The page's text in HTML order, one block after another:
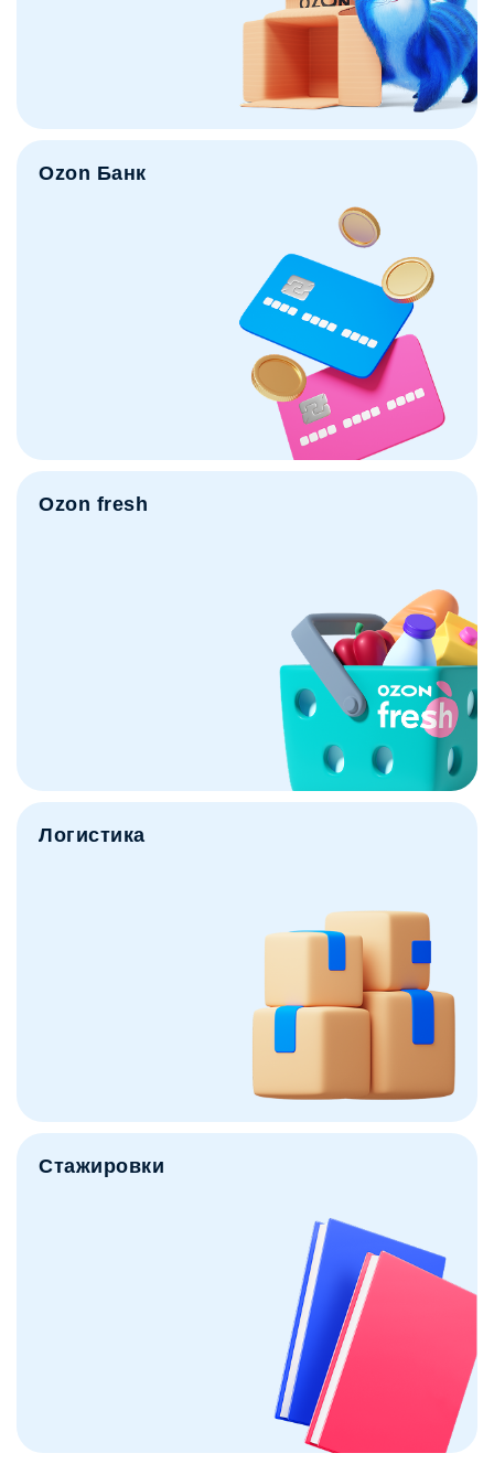
Ozon fresh
Ozon Банк
Логистика
Стажировки